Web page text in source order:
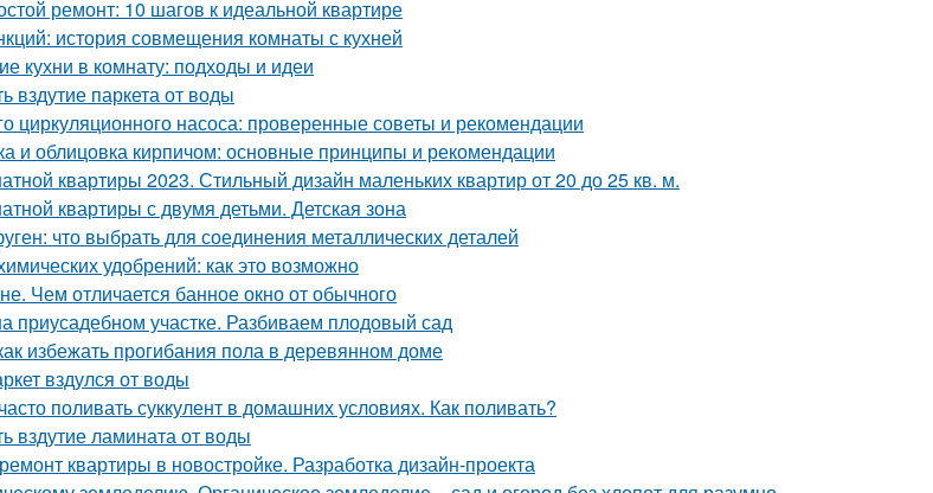
ремонт: 10 шагов к идеальной квартире
история совмещения комнаты с кухней
кухни в комнату: подходы и идеи
вздутие паркета от воды
циркуляционного насоса: проверенные советы и рекомендации
и облицовка кирпичом: основные принципы и рекомендации
квартиры 2023. Стильный дизайн маленьких квартир от 20 до 25 кв. м.
квартиры с двумя детьми. Детская зона
что выбрать для соединения металлических деталей
удобрений: как это возможно
Чем отличается банное окно от обычного
приусадебном участке. Разбиваем плодовый сад
избежать прогибания пола в деревянном доме
вздулся от воды
поливать суккулент в домашних условиях. Как поливать?
вздутие ламината от воды
квартиры в новостройке. Разработка дизайн-проекта